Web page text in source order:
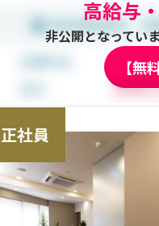
＜研修制度＞
入職時研修で接遇や基礎
段階的に業務範囲を広げ
能です。
＜待遇＞
未経験者月給25～30万円
上。賞与年2回、インセ
険完備、交通費全額支給
高給与
非公開となってい
【無
正社員